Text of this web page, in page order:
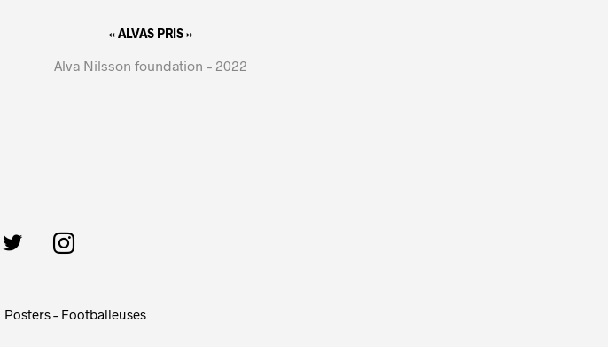
« ALVAS PRIS »
Alva Nilsson foundation – 2022
Posters – Footballeuses